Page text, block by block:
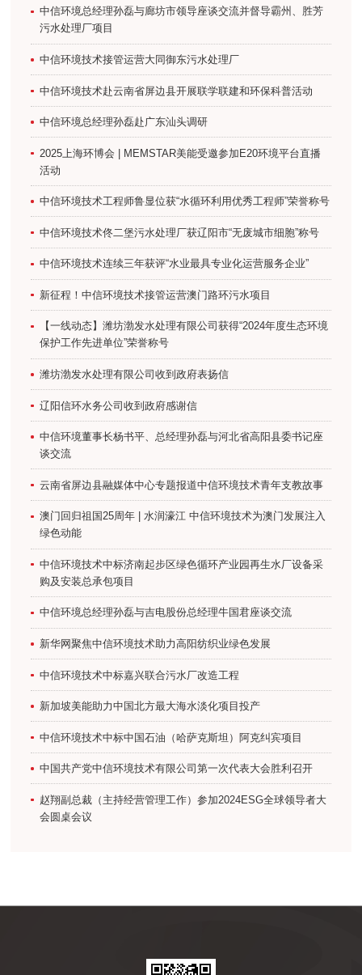
中信环境总经理孙磊与廊坊市领导座谈交流并督导霸州、胜芳
污水处理厂项目
中信环境技术接管运营大同御东污水处理厂
中信环境技术赴云南省屏边县开展联学联建和环保科普活动
中信环境总经理孙磊赴广东汕头调研
2025上海环博会 | MEMSTAR美能受邀参加E20环境平台直播
活动
中信环境技术工程师鲁显位获“水循环利用优秀工程师”荣誉称号
中信环境技术佟二堡污水处理厂获辽阳市“无废城市细胞”称号
中信环境技术连续三年获评“水业最具专业化运营服务企业”
新征程！中信环境技术接管运营澳门路环污水项目
【一线动态】潍坊渤发水处理有限公司获得“2024年度生态环境
保护工作先进单位”荣誉称号
潍坊渤发水处理有限公司收到政府表扬信
辽阳信环水务公司收到政府感谢信
中信环境董事长杨书平、总经理孙磊与河北省高阳县委书记座
谈交流
云南省屏边县融媒体中心专题报道中信环境技术青年支教故事
澳门回归祖国25周年 | 水润濠江 中信环境技术为澳门发展注入
绿色动能
中信环境技术中标济南起步区绿色循环产业园再生水厂设备采
购及安装总承包项目
中信环境总经理孙磊与吉电股份总经理牛国君座谈交流
新华网聚焦中信环境技术助力高阳纺织业绿色发展
中信环境技术中标嘉兴联合污水厂改造工程
新加坡美能助力中国北方最大海水淡化项目投产
中信环境技术中标中国石油（哈萨克斯坦）阿克纠宾项目
中国共产党中信环境技术有限公司第一次代表大会胜利召开
赵翔副总裁（主持经营管理工作）参加2024ESG全球领导者大
会圆桌会议